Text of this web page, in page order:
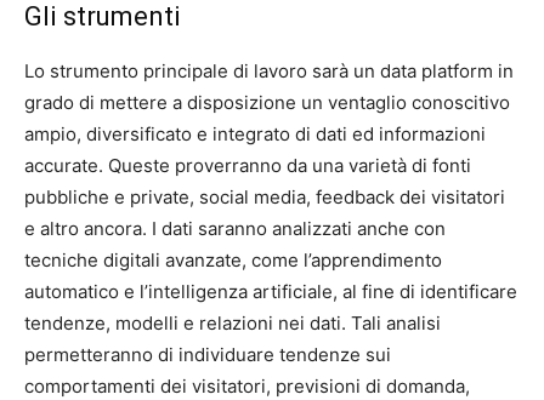
Gli strumenti
Lo strumento principale di lavoro sarà un data platform in
grado di mettere a disposizione un ventaglio conoscitivo
ampio, diversificato e integrato di dati ed informazioni
accurate. Queste proverranno da una varietà di fonti
pubbliche e private, social media, feedback dei visitatori
e altro ancora. I dati saranno analizzati anche con
tecniche digitali avanzate, come l’apprendimento
automatico e l’intelligenza artificiale, al fine di identificare
tendenze, modelli e relazioni nei dati. Tali analisi
permetteranno di individuare tendenze sui
comportamenti dei visitatori, previsioni di domanda,